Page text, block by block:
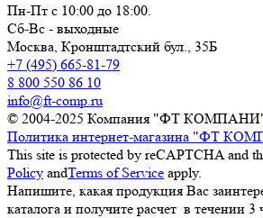
Пн-Пт с 10:00 до 18:00.
Сб-Вс - выходные
Москва, Кронштадтский бул., 35Б
+7 (495) 665-81-79
8 800 550 86 10
info@ft-comp.ru
© 2004-2025 Компания "ФТ
Политика интернет-магазина "ФТ
This site is protected by reCAPTCHA and
Policy andTerms of Service apply.
Напишите, какая продукция Вас
каталога и получите расчет в течении 3